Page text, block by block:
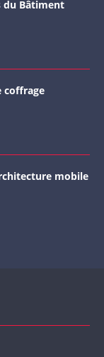
du Bâtiment
coffrage
mobile